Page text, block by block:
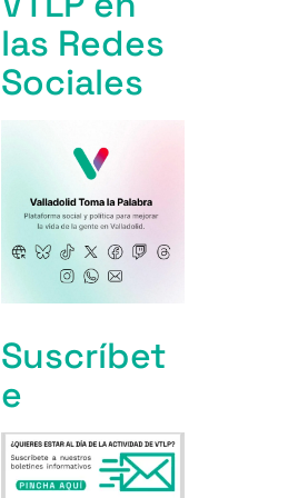
las Redes
Sociales
Suscríbet
e